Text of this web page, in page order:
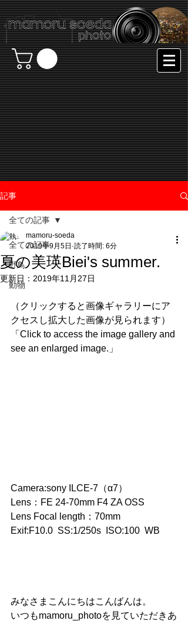
記事
全ての記事
野鳥
動物
全ての記事
夏の美瑛Biei's summer.
mamoru-soeda
2019年9月5日 読了時間: 6分
更新日： 2019年11月27日
（クリックすると画像ギャラリーにア
クセスし拡大した画像が見られます）
「Click to access the image gallery and
see an enlarged image.」
Camera:sony ILCE-7（α7）
Lens：FE 24-70mm F4 ZA OSS
Lens Focal length：70mm
Exif:F10.0  SS:1/250s  ISO:100  WB
みなさまこんにちはこんばんは。
いつもmamoru_photoを見ていただきあ